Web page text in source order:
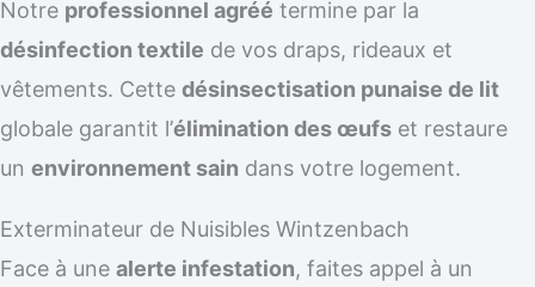
Notre professionnel agréé termine par la
désinfection textile de vos draps, rideaux et
vêtements. Cette désinsectisation punaise de lit
globale garantit l’élimination des œufs et restaure
un environnement sain dans votre logement.
Exterminateur de Nuisibles Wintzenbach
Face à une alerte infestation, faites appel à un